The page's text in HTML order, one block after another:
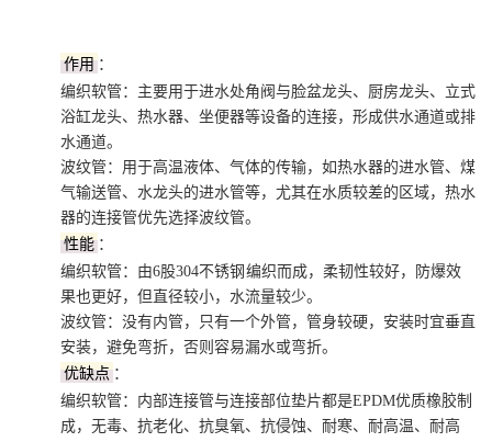
作用 ：
编织软管：主要用于进水处角阀与脸盆龙头、厨房龙头、立式
浴缸龙头、热水器、坐便器等设备的连接，形成供水通道或排
水通道。
波纹管：用于高温液体、气体的传输，如热水器的进水管、煤
气输送管、水龙头的进水管等，尤其在水质较差的区域，热水
器的连接管优先选择波纹管。
性能 ：
编织软管：由6股‌304不锈钢 编织而成，柔韧性较好，防爆效
果也更好，但直径较小，水流量较少。
波纹管：没有内管，只有一个外管，管身较硬，安装时宜垂直
安装，避免弯折，否则容易漏水或弯折。
优缺点 ：
编织软管：内部连接管与连接部位垫片都是EPDM优质橡胶制
成，无毒、抗老化、抗臭氧、抗侵蚀、耐寒、耐高温、耐高